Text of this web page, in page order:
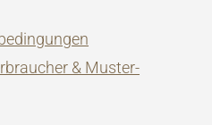
& Muster-